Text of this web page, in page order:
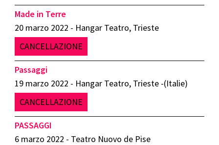
Made in Terre
20 marzo 2022 - Hangar Teatro, Trieste
CANCELLAZIONE
Passaggi
19 marzo 2022 - Hangar Teatro, Trieste -(Italie)
CANCELLAZIONE
PASSAGGI
6 marzo 2022 - Teatro Nuovo de Pise